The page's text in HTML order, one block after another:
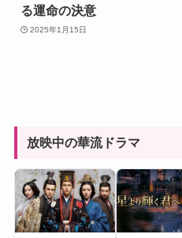
る運命の決意
2025年1月15日
放映中の華流ドラマ